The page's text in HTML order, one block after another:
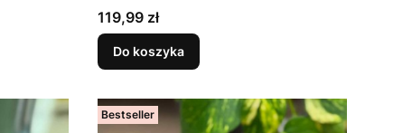
Cena
119,99 zł
Do koszyka
Bestseller